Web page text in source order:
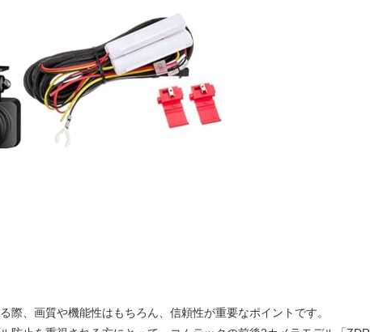
際、画質や機能性はもちろん、信頼性が重要なポイントです。